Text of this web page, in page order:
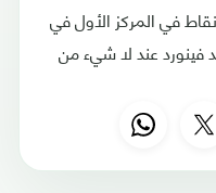
رفع نابولي رصيده بهذا الفوز إلى 6 نقاط في المركز الأول في
عند لا شيء من